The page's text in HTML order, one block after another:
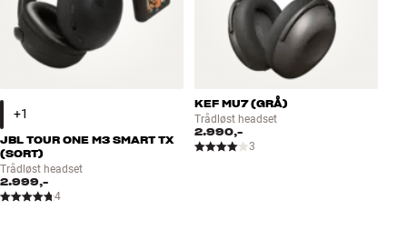
JBL TOUR ONE M3 SMART TX
(SORT)
Trådløst headset
2.999,-
4
KEF MU7 (GRÅ)
Trådløst headset
2.990,-
3